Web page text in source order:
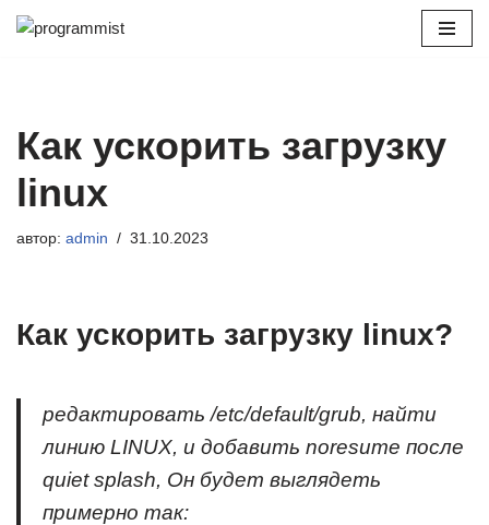
Как ускорить загрузку
linux
автор: admin 31.10.2023
Как ускорить загрузку linux?
редактировать /etc/default/grub, найти
линию LINUX, и добавить noresume после
quiet splash, Он будет выглядеть
примерно так: